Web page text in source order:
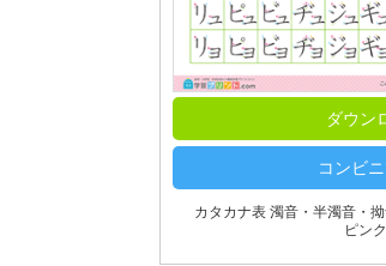
ダウン
コンビ
カタカナ表 濁音・半濁音・
ピン